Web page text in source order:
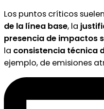
Los puntos críticos
de la línea base, la
presencia de impactos
la consistencia técnica
ejemplo, de emisiones